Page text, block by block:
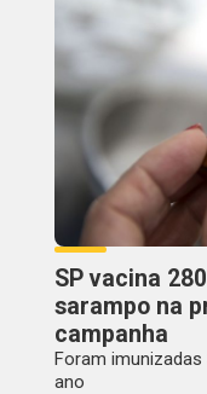
SP vacina
sarampo na
campanha
Foram
ano